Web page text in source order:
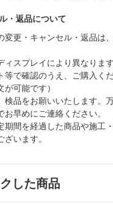
・返品について
変更・キャンセル・返品は
ィスプレイにより異なりま
等で確認のうえ、ご購入く
可能です）
検品をお願いいたします。
お早めにご連絡ください。
期間を経過した商品や施工
います。
した商品